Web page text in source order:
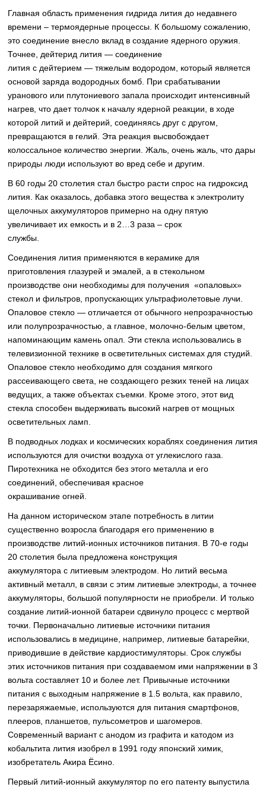
Главная область применения гидрида лития до недавнего
времени – термоядерные процессы. К большому сожалению,
это соединение внесло вклад в создание ядерного оружия.
Точнее, дейтерид лития — соединение
лития с дейтерием — тяжелым водородом, который является
основой заряда водородных бомб. При срабатывании
уранового или плутониевого запала происходит интенсивный
нагрев, что дает толчок к началу ядерной реакции, в ходе
которой литий и дейтерий, соединяясь друг с другом,
превращаются в гелий. Эта реакция высвобождает
колоссальное количество энергии. Жаль, очень жаль, что дары
природы люди используют во вред себе и другим.
В 60 годы 20 столетия стал быстро расти спрос на гидроксид
лития. Как оказалось, добавка этого вещества к электролиту
щелочных аккумуляторов примерно на одну пятую
увеличивает их емкость и в 2…3 раза – срок
службы.
Соединения лития применяются в керамике для
приготовления глазурей и эмалей, а в стекольном
производстве они необходимы для получения «опаловых»
стекол и фильтров, пропускающих ультрафиолетовые лучи.
Опаловое стекло — отличается от обычного непрозрачностью
или полупрозрачностью, а главное, молочно-белым цветом,
напоминающим камень опал. Эти стекла использовались в
телевизионной технике в осветительных системах для студий.
Опаловое стекло необходимо для создания мягкого
рассеивающего света, не создающего резких теней на лицах
ведущих, а также объектах съемки. Кроме этого, этот вид
стекла способен выдерживать высокий нагрев от мощных
осветительных ламп.
В подводных лодках и космических кораблях соединения лития
используются для очистки воздуха от углекислого газа.
Пиротехника не обходится без этого металла и его
соединений, обеспечивая красное
окрашивание огней.
На данном историческом этапе потребность в литии
существенно возросла благодаря его применению в
производстве литий-ионных источников питания. В 70-е годы
20 столетия была предложена конструкция
аккумулятора с литиевым электродом. Но литий весьма
активный металл, в связи с этим литиевые электроды, а точнее
аккумуляторы, большой популярности не приобрели. И только
создание литий-ионной батареи сдвинуло процесс с мертвой
точки. Первоначально литиевые источники питания
использовались в медицине, например, литиевые батарейки,
приводившие в действие кардиостимуляторы. Срок службы
этих источников питания при создаваемом ими напряжении в 3
вольта составляет 10 и более лет. Привычные источники
питания с выходным напряжение в 1.5 вольта, как правило,
перезаряжаемые, используются для питания смартфонов,
плееров, планшетов, пульсометров и шагомеров.
Современный вариант с анодом из графита и катодом из
кобальтита лития изобрел в 1991 году японский химик,
изобретатель Акира Ёсино.
Первый литий-ионный аккумулятор по его патенту выпустила